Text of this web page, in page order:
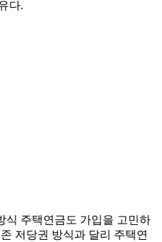
다.
식 주택연금도 가입을 고민하
저당권 방식과 달리 주택연